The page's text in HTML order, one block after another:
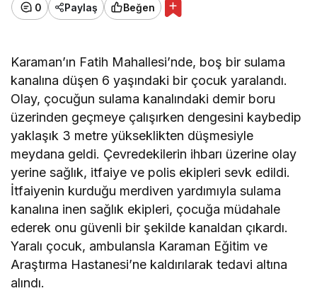
0 Paylaş Beğen
Karaman’ın Fatih Mahallesi’nde, boş bir sulama
kanalına düşen 6 yaşındaki bir çocuk yaralandı.
Olay, çocuğun sulama kanalındaki demir boru
üzerinden geçmeye çalışırken dengesini kaybedip
yaklaşık 3 metre yükseklikten düşmesiyle
meydana geldi. Çevredekilerin ihbarı üzerine olay
yerine sağlık, itfaiye ve polis ekipleri sevk edildi.
İtfaiyenin kurduğu merdiven yardımıyla sulama
kanalına inen sağlık ekipleri, çocuğa müdahale
ederek onu güvenli bir şekilde kanaldan çıkardı.
Yaralı çocuk, ambulansla Karaman Eğitim ve
Araştırma Hastanesi’ne kaldırılarak tedavi altına
alındı.